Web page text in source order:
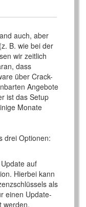
auch, aber
B. wie bei der
wir zeitlich
dass
über Crack-
Angebote
ist das Setup
Monate
drei Optionen:
auf
Hierbei kann
als
einen Update-
werden.